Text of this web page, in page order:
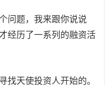
问题，我来跟你说说
经历了一系列的融资活
找天使投资人开始的。